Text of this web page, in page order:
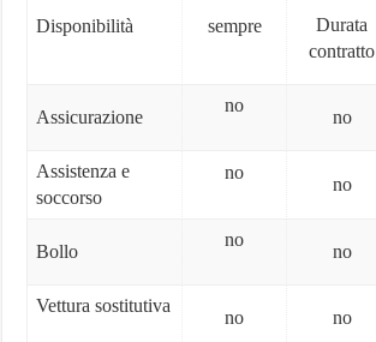
Disponibilità sempre
Durata
contratto
Assicurazione
no
no
Assistenza e
soccorso
no
no
Bollo
no
no
Vettura sostitutiva
no no